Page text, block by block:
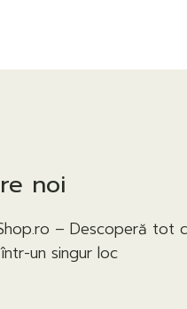
noi
– Descoperă tot
un singur loc